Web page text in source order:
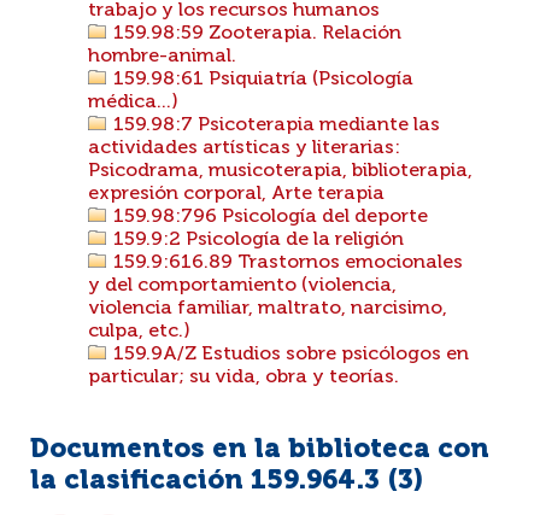
trabajo y los recursos humanos
159.98:59 Zooterapia. Relación
hombre-animal.
159.98:61 Psiquiatría (Psicología
médica...)
159.98:7 Psicoterapia mediante las
actividades artísticas y literarias:
Psicodrama, musicoterapia, biblioterapia,
expresión corporal, Arte terapia
159.98:796 Psicología del deporte
159.9:2 Psicología de la religión
159.9:616.89 Trastornos emocionales
y del comportamiento (violencia,
violencia familiar, maltrato, narcisimo,
culpa, etc.)
159.9A/Z Estudios sobre psicólogos en
particular; su vida, obra y teorías.
Documentos en la biblioteca con
la clasificación 159.964.3 (3)